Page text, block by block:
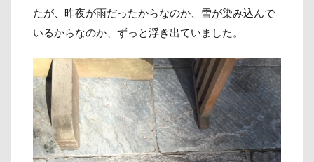
たが、昨夜が雨だったからなのか、雪が染み込んで
いるからなのか、ずっと浮き出ていました。
称名滝
秩父 福袋 福島県
神社
神奈川県
砺波市 破壊王
粗相
紅ズワイガニ
肘掛けスタイル
羽咋市
肉菜工房 うしすけ 台場店
肉球マッサージ
肉球ハーネス
肉球 耳掃除嫌い
耳掃除
耳
羽鳥湖 羽田空港 群馬県
紅梅
美術館
羊毛フェルト 置物
絵皿